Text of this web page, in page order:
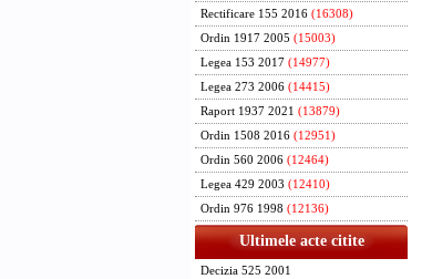
Rectificare 155 2016 (16308)
Ordin 1917 2005 (15003)
Legea 153 2017 (14977)
Legea 273 2006 (14415)
Raport 1937 2021 (13879)
Ordin 1508 2016 (12951)
Ordin 560 2006 (12464)
Legea 429 2003 (12410)
Ordin 976 1998 (12136)
Ultimele acte citite
Decizia 525 2001